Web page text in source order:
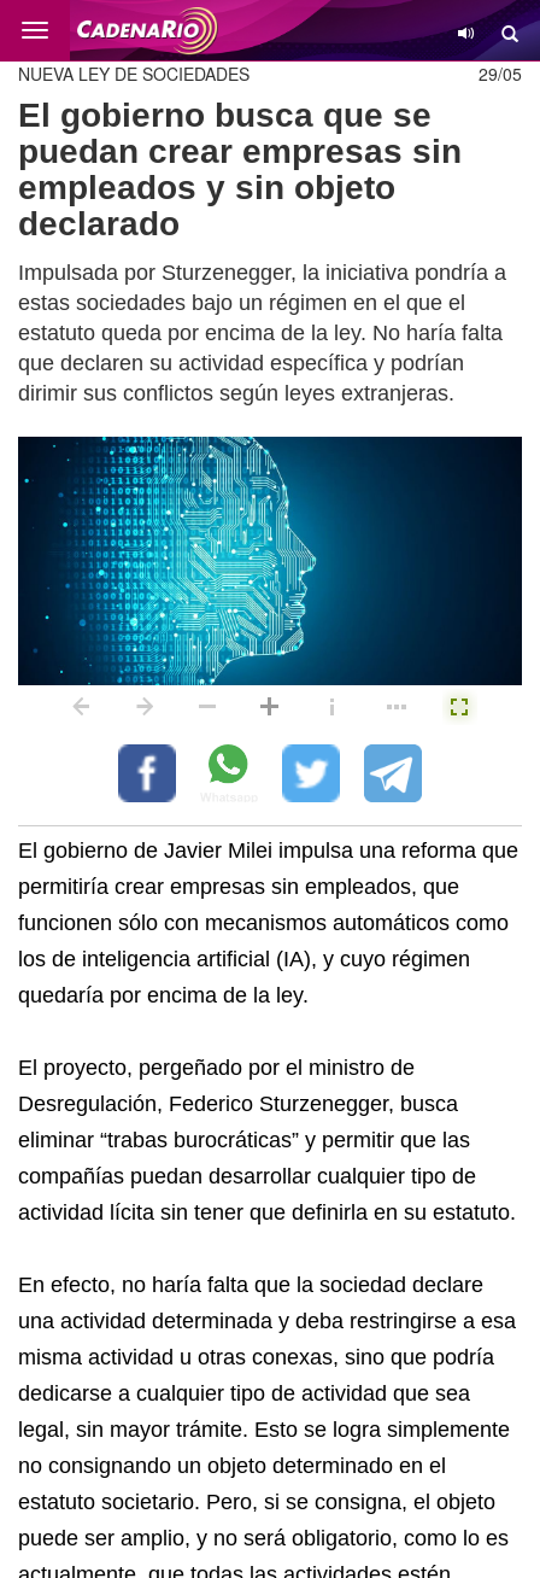
Cambio
29/05
NUEVA LEY DE SOCIEDADES
El gobierno busca que se
puedan crear empresas sin
empleados y sin objeto
declarado
Impulsada por Sturzenegger, la iniciativa pondría a
estas sociedades bajo un régimen en el que el
estatuto queda por encima de la ley. No haría falta
que declaren su actividad específica y podrían
dirimir sus conflictos según leyes extranjeras.
El gobierno de Javier Milei impulsa una reforma que
permitiría crear empresas sin empleados, que
funcionen sólo con mecanismos automáticos como
los de inteligencia artificial (IA), y cuyo régimen
quedaría por encima de la ley.
El proyecto, pergeñado por el ministro de
Desregulación, Federico Sturzenegger, busca
eliminar “trabas burocráticas” y permitir que las
compañías puedan desarrollar cualquier tipo de
actividad lícita sin tener que definirla en su estatuto.
En efecto, no haría falta que la sociedad declare
una actividad determinada y deba restringirse a esa
misma actividad u otras conexas, sino que podría
dedicarse a cualquier tipo de actividad que sea
legal, sin mayor trámite. Esto se logra simplemente
no consignando un objeto determinado en el
estatuto societario. Pero, si se consigna, el objeto
puede ser amplio, y no será obligatorio, como lo es